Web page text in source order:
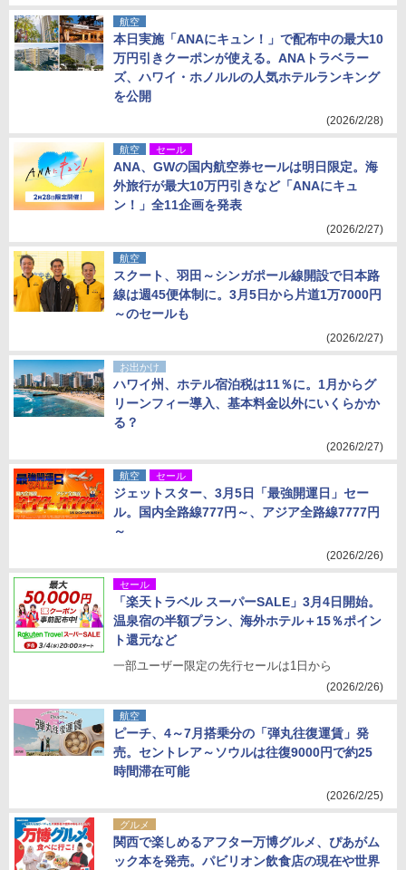
航空
本日実施「ANAにキュン！」で配布中の最大10
万円引きクーポンが使える。ANAトラベラー
ズ、ハワイ・ホノルルの人気ホテルランキング
を公開
(2026/2/28)
航空 セール
ANA、GWの国内航空券セールは明日限定。海
外旅行が最大10万円引きなど「ANAにキュ
ン！」全11企画を発表
(2026/2/27)
航空
スクート、羽田～シンガポール線開設で日本路
線は週45便体制に。3月5日から片道1万7000円
～のセールも
(2026/2/27)
お出かけ
ハワイ州、ホテル宿泊税は11％に。1月からグ
リーンフィー導入、基本料金以外にいくらかか
る？
(2026/2/27)
航空 セール
ジェットスター、3月5日「最強開運日」セー
ル。国内全路線777円～、アジア全路線7777円
～
(2026/2/26)
セール
「楽天トラベル スーパーSALE」3月4日開始。
温泉宿の半額プラン、海外ホテル＋15％ポイン
ト還元など
一部ユーザー限定の先行セールは1日から
(2026/2/26)
航空
ピーチ、4～7月搭乗分の「弾丸往復運賃」発
売。セントレア～ソウルは往復9000円で約25
時間滞在可能
(2026/2/25)
グルメ
関西で楽しめるアフター万博グルメ、ぴあがム
ック本を発売。パビリオン飲食店の現在や世界